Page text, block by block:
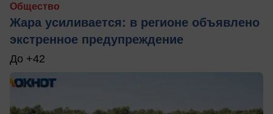
Общество
Жара усиливается: в регионе объявлено
экстренное предупреждение
До +42